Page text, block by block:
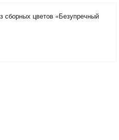
сборных цветов «Безупречный